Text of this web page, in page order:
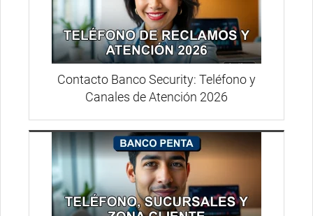
Contacto Banco Security: Teléfono y
Canales de Atención 2026